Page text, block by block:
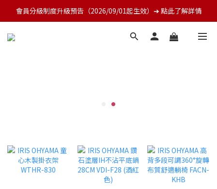
會員分級制度升級預告（2026/09/01起生效）➔ 點此了解詳情